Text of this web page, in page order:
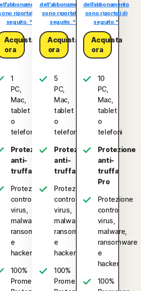
riportati di
seguito. *
Acquista
ora
1
PC,
Mac,
tablet
o
telefono
Protezione
anti-
truffa
Protezione
contro
virus,
malware,
ransomware
e
hacker
100%
Promessa
dell'abbonamento
sono riportati di
seguito. *
Acquista
ora
5
PC,
Mac,
tablet
o
telefoni
Protezione
anti-
truffa
Protezione
contro
virus,
malware,
ransomware
e
hacker
100%
Promessa
dell’abbonamento
sono riportati di
seguito.*
Acquista
ora
10
PC,
Mac,
tablet
o
telefoni
Protezione
anti-
truffa
Pro
Protezione
contro
virus,
malware,
ransomware
e
hacker
100%